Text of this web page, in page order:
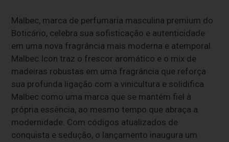
Malbec, marca de perfumaria masculina premium do
Boticário, celebra sua sofisticação e autenticidade
em uma nova fragrância mais moderna e atemporal.
Malbec Icon traz o frescor aromático e o mix de
madeiras robustas em uma fragrância que reforça
sua profunda ligação com a vinicultura e solidifica
Malbec como uma marca que se mantém fiel à
própria essência, ao mesmo tempo que abraça a
modernidade. Com códigos atualizados de
conquista e sedução, o lançamento inaugura um